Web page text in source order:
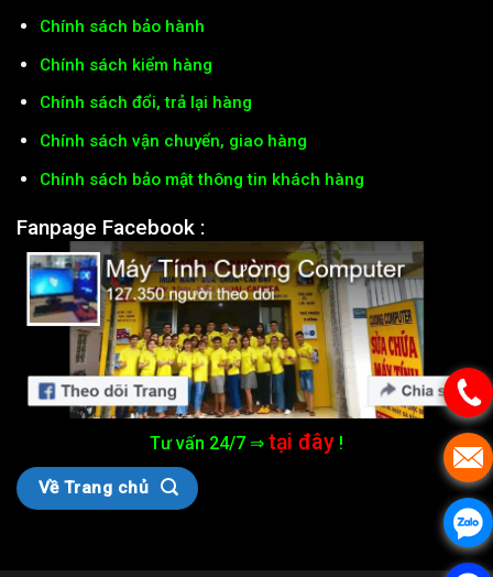
Chính sách bảo hành
Chính sách kiểm hàng
Chính sách đổi, trả lại hàng
Chính sách vận chuyển, giao hàng
Chính sách bảo mật thông tin khách hàng
Fanpage Facebook :
Tư vấn 24/7 ⇒ tại đây !
Về Trang chủ